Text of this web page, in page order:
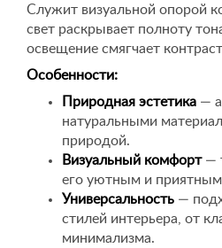
Служит визуальной опорой
свет раскрывает полноту
освещение смягчает
Особенности:
Природная эстетика —
натуральными
природой.
Визуальный комфорт—
его уютным и приятным
Универсальность —
стилей интерьера, от
минимализма.